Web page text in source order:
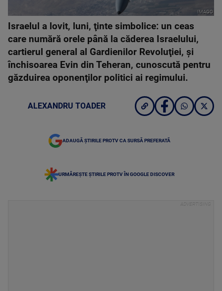
IMAGO
Israelul a lovit, luni, ţinte simbolice: un ceas
care numără orele până la căderea Israelului,
cartierul general al Gardienilor Revoluţiei, şi
închisoarea Evin din Teheran, cunoscută pentru
găzduirea oponenţilor politici ai regimului.
ALEXANDRU TOADER
ADAUGĂ ȘTIRILE PROTV CA SURSĂ PREFERATĂ
URMĂREȘTE ȘTIRILE PROTV ÎN GOOGLE DISCOVER